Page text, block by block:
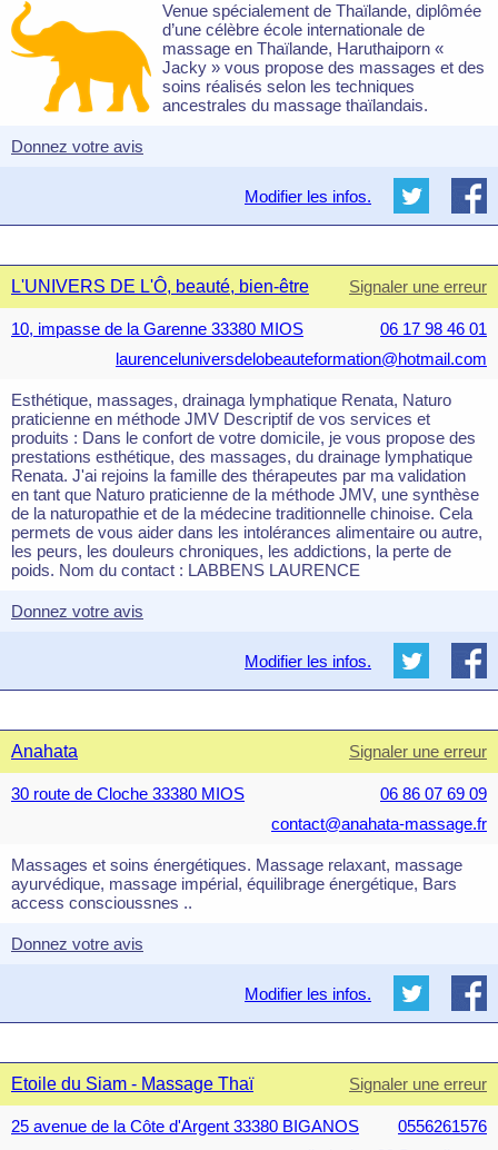
Venue spécialement de Thaïlande, diplômée
d’une célèbre école internationale de
massage en Thaïlande, Haruthaiporn «
Jacky » vous propose des massages et des
soins réalisés selon les techniques
ancestrales du massage thaïlandais.
Donnez votre avis
Modifier les infos.
L'UNIVERS DE L'Ô, beauté, bien-être Signaler une erreur
10, impasse de la Garenne 33380 MIOS
06 17 98 46 01
laurenceluniversdelobeauteformation@hotmail.com
Esthétique, massages, drainaga lymphatique Renata, Naturo
praticienne en méthode JMV Descriptif de vos services et
produits : Dans le confort de votre domicile, je vous propose des
prestations esthétique, des massages, du drainage lymphatique
Renata. J'ai rejoins la famille des thérapeutes par ma validation
en tant que Naturo praticienne de la méthode JMV, une synthèse
de la naturopathie et de la médecine traditionnelle chinoise. Cela
permets de vous aider dans les intolérances alimentaire ou autre,
les peurs, les douleurs chroniques, les addictions, la perte de
poids. Nom du contact : LABBENS LAURENCE
Donnez votre avis
Modifier les infos.
Anahata Signaler une erreur
30 route de Cloche 33380 MIOS
06 86 07 69 09
contact@anahata-massage.fr
Massages et soins énergétiques. Massage relaxant, massage
ayurvédique, massage impérial, équilibrage énergétique, Bars
access conscioussnes ..
Donnez votre avis
Modifier les infos.
Etoile du Siam - Massage Thaï Signaler une erreur
25 avenue de la Côte d'Argent 33380 BIGANOS
0556261576